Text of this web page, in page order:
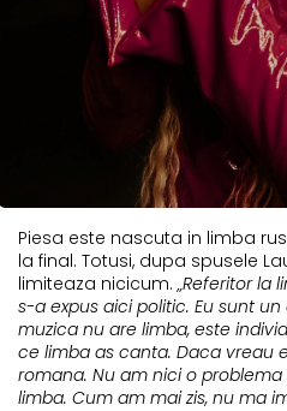
Piesa este nascuta in limba
la final. Totusi, dupa spusele
limiteaza nicicum. „Referitor la
s-a expus aici politic. Eu sunt
muzica nu are limba, este
ce limba as canta. Daca vreau
romana. Nu am nici o
limba. Cum am mai zis, nu ma